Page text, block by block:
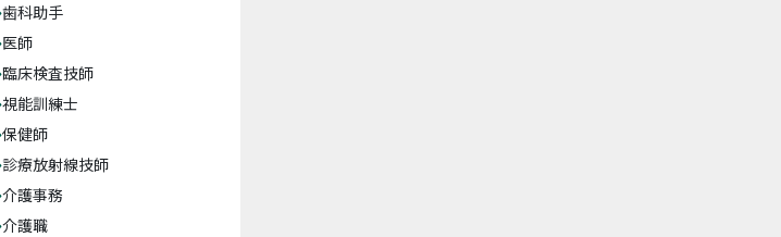
歯科助手
医師
臨床検査技師
視能訓練士
保健師
診療放射線技師
介護事務
介護職